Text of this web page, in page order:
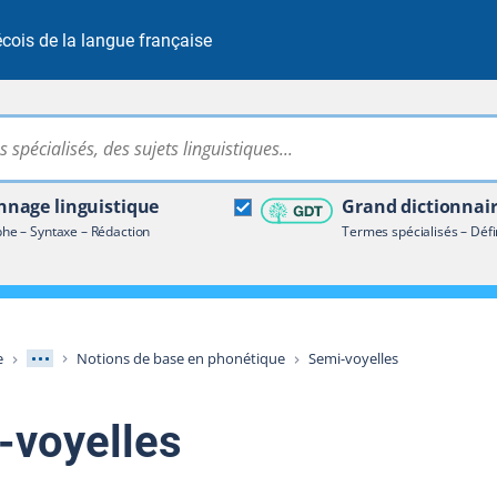
de la langue française
Rechercher dans tout le site
linguistique
– Syntaxe – Rédaction
Grand
Termes spécialisés –
terminologique
Afficher les niveaux intermédiaires
Notions de base en phonétique Semi-voyelles
voyelles